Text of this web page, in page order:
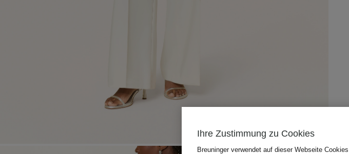
Ihre Zustimmung zu Cookies
Breuninger verwendet auf dieser Webseite